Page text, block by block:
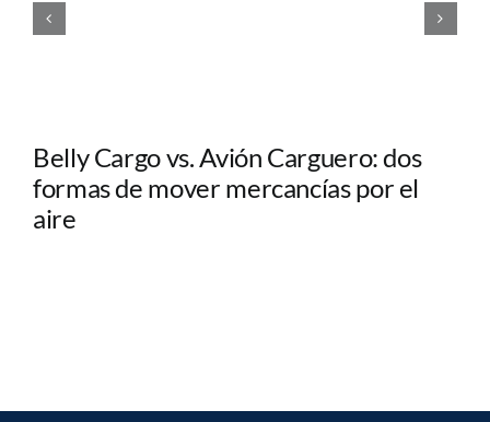
Belly Cargo vs. Avión Carguero: dos
formas de mover mercancías por el
aire